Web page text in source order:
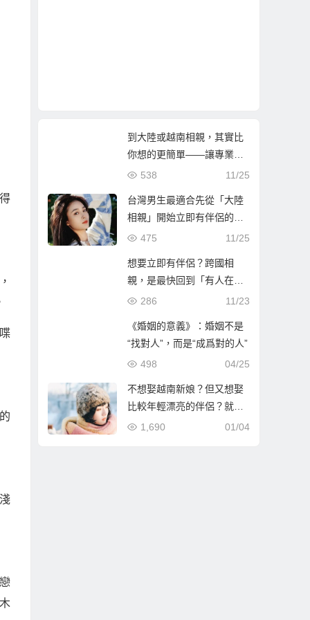
到大陸或越南相親，其實比
你想的更簡單——讓專業團
隊陪你找到真心伴侶
11/25
538
台灣男生最適合先從「大陸
相親」開始立即有伴侶的第
一步
11/25
475
想要立即有伴侶？跨國相
親，是最快回到「有人在等
你」的人生方！
11/23
286
《婚姻的意義》：婚姻不是
“找對人”，而是“成爲對的人”
04/25
498
不想娶越南新娘？但又想娶
比較年輕漂亮的伴侶？就到
哈爾濱相親娶哈爾濱新娘！
01/04
1,690